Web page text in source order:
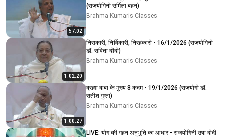
57:02
(राजयोगिनी उर्मिला बहन)
Brahma Kumaris Classes
1:02:20
निराकारी, निर्विकारी, निरहंकारी - 16/1/2026 (राजयोगिनी
डॉ. सविता दीदी)
Brahma Kumaris Classes
1:00:27
ब्रह्मा बाबा के मुख्य 8 कदम - 19/1/2026 (राजयोगी डॉ.
सतीश गुप्ता)
Brahma Kumaris Classes
LIVE: योग की गहन अनुभूति का आधार - राजयोगिनी उषा दीदी